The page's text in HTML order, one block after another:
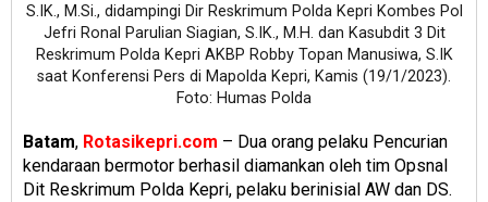
S.IK., M.Si., didampingi Dir Reskrimum Polda Kepri Kombes Pol
Jefri Ronal Parulian Siagian, S.IK., M.H. dan Kasubdit 3 Dit
Reskrimum Polda Kepri AKBP Robby Topan Manusiwa, S.IK
saat Konferensi Pers di Mapolda Kepri, Kamis (19/1/2023).
Foto: Humas Polda
Batam, Rotasikepri.com – Dua orang pelaku Pencurian
kendaraan bermotor berhasil diamankan oleh tim Opsnal
Dit Reskrimum Polda Kepri, pelaku berinisial AW dan DS.